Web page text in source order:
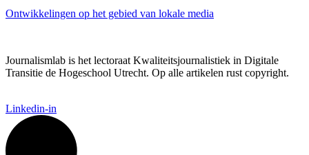
Ontwikkelingen op het gebied van lokale media
Journalismlab is het lectoraat Kwaliteitsjournalistiek in Digitale
Transitie de Hogeschool Utrecht. Op alle artikelen rust copyright.
Linkedin-in